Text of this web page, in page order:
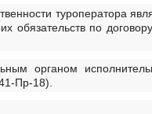
туроператора
по
органом
Пр-18).